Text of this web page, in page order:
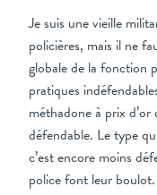
Je suis une vieille
policières, mais il ne
globale de la fonction
pratiques
méthadone à prix
défendable. Le type
c’est encore moins
police font leur